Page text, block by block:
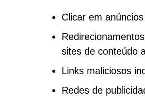
Clicar em
sites de conteúdo
Links maliciosos
Redes de